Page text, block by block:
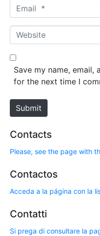
*
m
a
*
W
e
b
e
Save my name, email,
for the next time I
Submit
Contacts
Please, see the page with
Contactos
Acceda a la página con la
Contatti
Si prega di consultare la